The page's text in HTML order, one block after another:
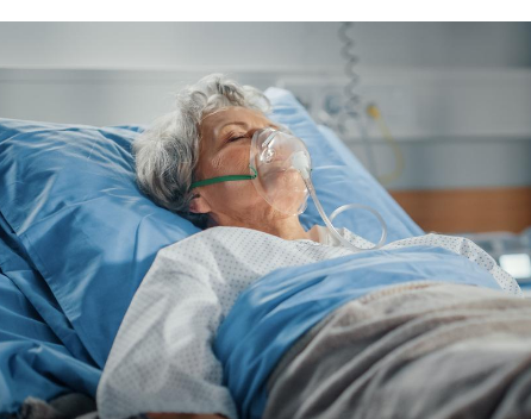
troubles du sommeil
votre cerveau !
enfant est-il trop
ou simplement
empathique ?
Syndrome
quels sont les
exercices physiques ?
Comment éviter une
pendant les vacances